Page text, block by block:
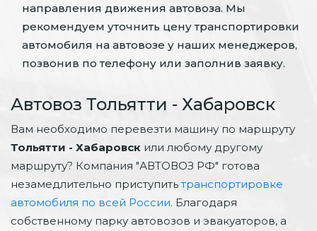
направления движения автовоза. Мы
рекомендуем уточнить цену транспортировки
автомобиля на автовозе у наших менеджеров,
позвонив по телефону или заполнив заявку.
Автовоз Тольятти - Хабаровск
Вам необходимо перевезти машину по маршруту
Тольятти - Хабаровск или любому другому
маршруту? Компания "АВТОВОЗ РФ" готова
незамедлительно приступитьтранспортировке
автомобиля по всей России. Благодаря
собственному парку автовозов и эвакуаторов, а